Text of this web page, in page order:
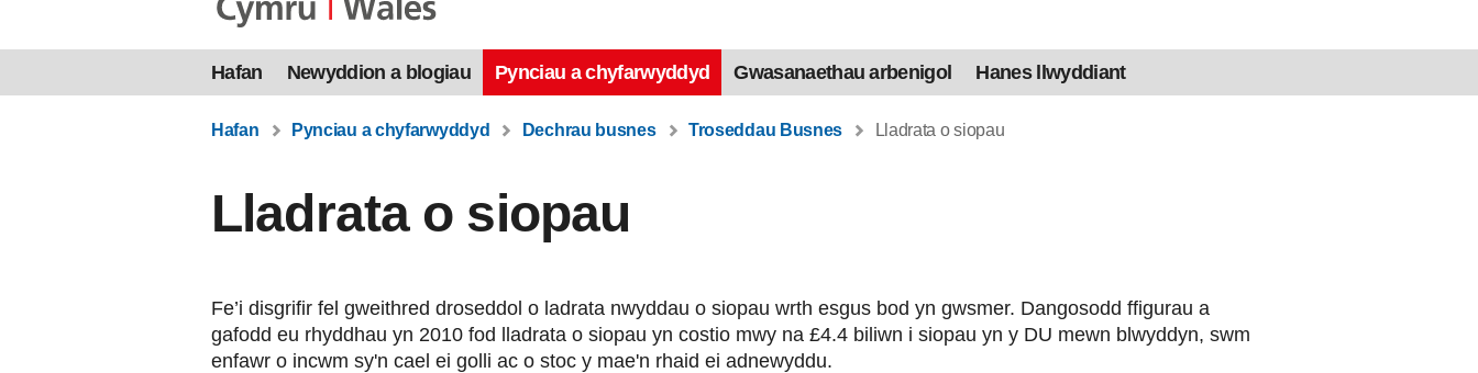
Hafan Newyddion a blogiau Pynciau a chyfarwyddyd Gwasanaethau arbenigol Hanes llwyddiant
Hafan Pynciau a chyfarwyddyd Dechrau busnes Troseddau Busnes Lladrata o siopau
Lladrata o siopau
Fe’i disgrifir fel gweithred droseddol o ladrata nwyddau o siopau wrth esgus bod yn gwsmer. Dangosodd ffigurau a
gafodd eu rhyddhau yn 2010 fod lladrata o siopau yn costio mwy na £4.4 biliwn i siopau yn y DU mewn blwyddyn, swm
enfawr o incwm sy'n cael ei golli ac o stoc y mae'n rhaid ei adnewyddu.